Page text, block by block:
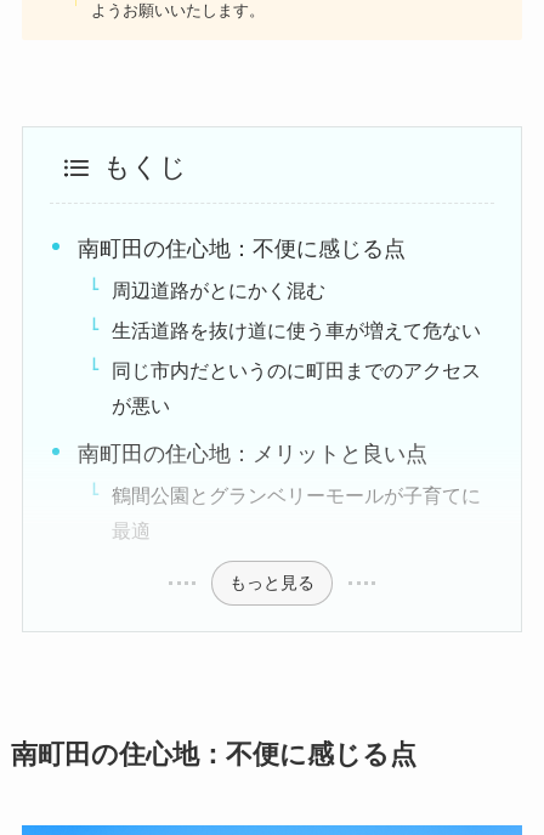
ようお願いいたします。
もくじ
南町田の住心地：不便に感じる点
周辺道路がとにかく混む
生活道路を抜け道に使う車が増えて危ない
同じ市内だというのに町田までのアクセス
が悪い
南町田の住心地：メリットと良い点
鶴間公園とグランベリーモールが子育てに
最適
もっと見る
南町田の住心地：不便に感じる点